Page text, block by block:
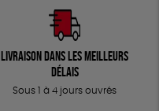
Livraison dans les meilleurs
délais
Sous 1 à 4 jours ouvrés